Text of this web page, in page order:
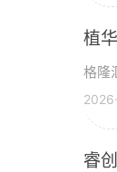
植
格隆
睿